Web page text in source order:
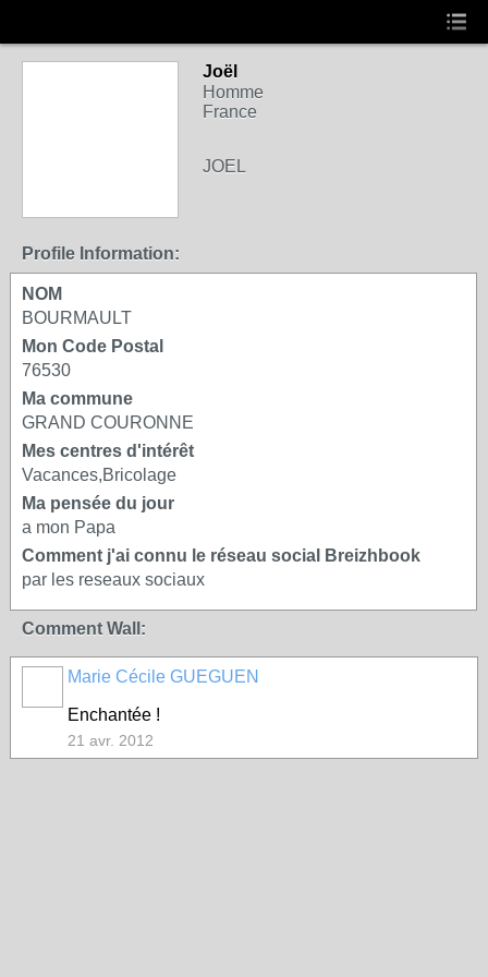
Joël
Homme
France
JOEL
Profile Information:
NOM
BOURMAULT
Mon Code Postal
76530
Ma commune
GRAND COURONNE
Mes centres d'intérêt
Vacances,Bricolage
Ma pensée du jour
a mon Papa
Comment j'ai connu le réseau social Breizhbook
par les reseaux sociaux
Comment Wall:
Marie Cécile GUEGUEN
Enchantée !
21 avr. 2012